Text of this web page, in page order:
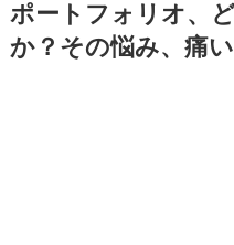
ポートフォリオ、
か？その悩み、痛